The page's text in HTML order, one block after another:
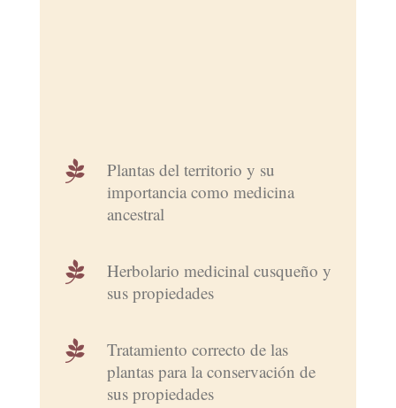

Plantas del territorio y su
importancia como medicina
ancestral

Herbolario medicinal cusqueño y
sus propiedades

Tratamiento correcto de las
plantas para la conservación de
sus propiedades